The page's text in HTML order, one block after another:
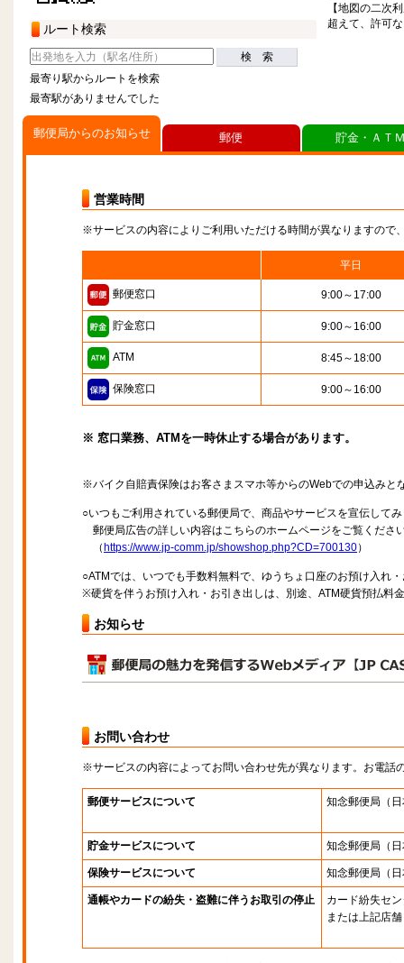
ルート検索
検 索
最寄り駅からルートを検索
最寄駅がありませんでした
【地図の二次
超えて、許可
郵便局からのお知らせ
営業時間
※サービスの内容によりご利用いただける時間が異なりますので
平日
郵便窓口 9:00～17:00
貯金窓口 9:00～16:00
ATM 8:45～18:00
保険窓口 9:00～16:00
※ 窓口業務、ATMを一時休止する場合があります。
※バイク自賠責保険はお客さまスマホ等からのWebでの申込みと
○いつもご利用されている郵便局で、商品やサービスを宣伝して
郵便局広告の詳しい内容はこちらのホームページをご覧くださ
（ https://www.jp-comm.jp/showshop.php?CD=700130）
○ATMでは、いつでも手数料無料で、ゆうちょ口座のお預け入れ
※硬貨を伴うお預け入れ・お引き出しは、別途、ATM硬貨預払料
お知らせ
お問い合わせ
※サービスの内容によってお問い合わせ先が異なります。お電話
郵便サービスについて 知念郵便局 （
貯金サービスについて 知念郵便局 （
保険サービスについて 知念郵便局 （
通帳やカードの紛失・盗難に伴うお取引の停止
カード紛失セ
または上記店舗
郵便 貯金・ＡＴ